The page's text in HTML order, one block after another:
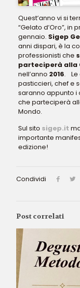
Quest’anno vi si
“Gelato d’Oro”, in
gennaio. Sigep
anni dispari, è la
professionisti che
parteciperà alla
nell’anno 2016. Le
pasticcieri, chef e
saranno appunto i
che parteciperà
Mondo.
Sul sito sigep.it
importante
edizione!
Condividi
Post correlati